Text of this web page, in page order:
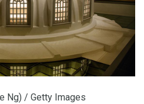
Ng) / Getty Images